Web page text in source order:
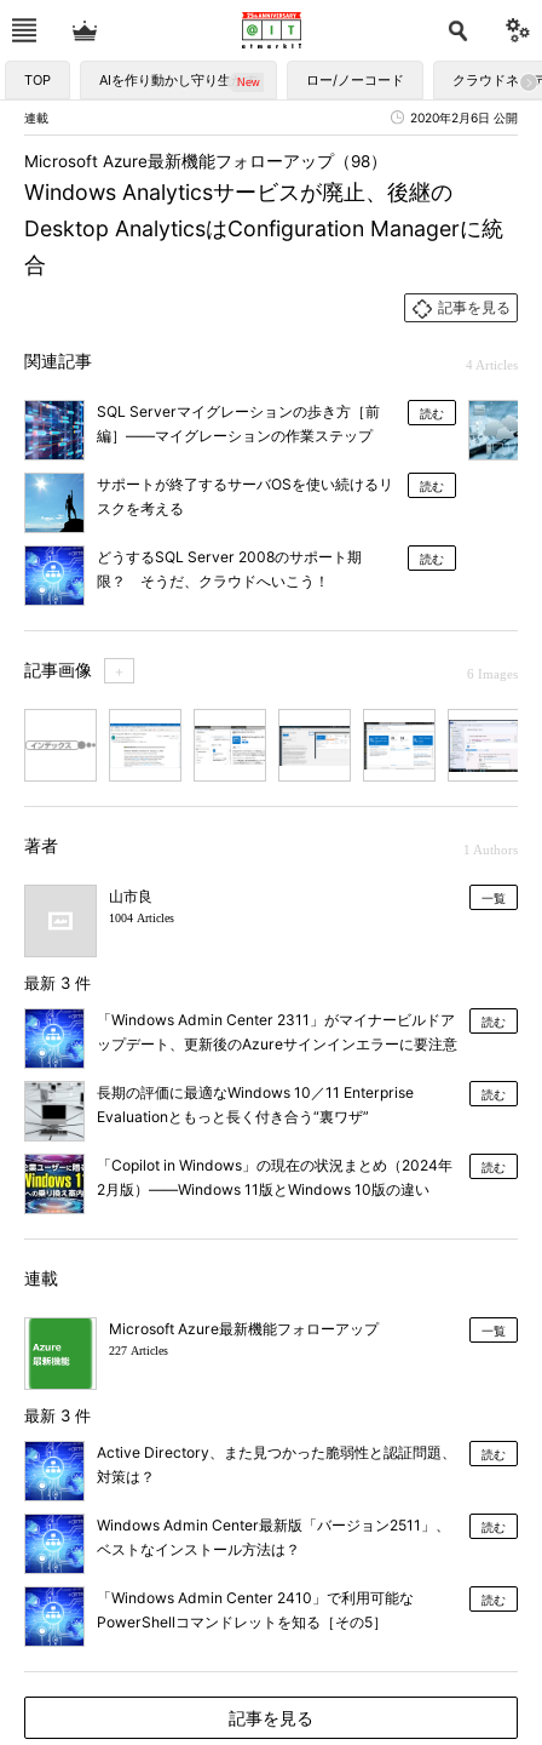
TOP AIを作り動かし守り生かす ロー/ノーコード クラウドネイ
連載 2020年2月6日 公開
Windows Analyticsサービスが廃止、後継の
Desktop AnalyticsはConfiguration Managerに統
合
Microsoft Azure最新機能フォローアップ（98）
記事を見る
関連記事 4 Articles
SQL Serverマイグレーションの歩き方［前
編］――マイグレーションの作業ステップ
読む
サポートが終了するサーバOSを使い続けるリ
スクを考える
読む
どうするSQL Server 2008のサポート期
限？ そうだ、クラウドへいこう！
読む
記事画像 ＋ 6 Images
著者 1 Authors
山市良
1004 Articles
一覧
最新 3 件
「Windows Admin Center 2311」がマイナービルドア
ップデート、更新後のAzureサインインエラーに要注意
読む
長期の評価に最適なWindows 10／11 Enterprise
Evaluationともっと長く付き合う“裏ワザ”
読む
「Copilot in Windows」の現在の状況まとめ（2024年
2月版）――Windows 11版とWindows 10版の違い
読む
連載
Microsoft Azure最新機能フォローアップ
227 Articles
一覧
最新 3 件
Active Directory、また見つかった脆弱性と認証問題、
対策は？
読む
Windows Admin Center最新版「バージョン2511」、
ベストなインストール方法は？
読む
「Windows Admin Center 2410」で利用可能な
PowerShellコマンドレットを知る［その5］
関連コマンドレット
読む
記事を見る